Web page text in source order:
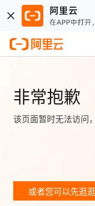
非常抱歉
该页面暂时无法访问
或者您可以先逛